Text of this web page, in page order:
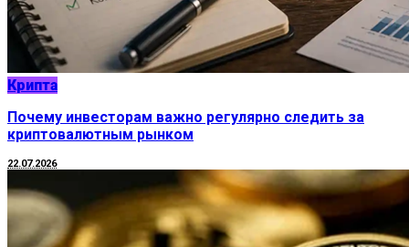
Крипта
Почему инвесторам важно регулярно следить за
криптовалютным рынком
22.07.2026